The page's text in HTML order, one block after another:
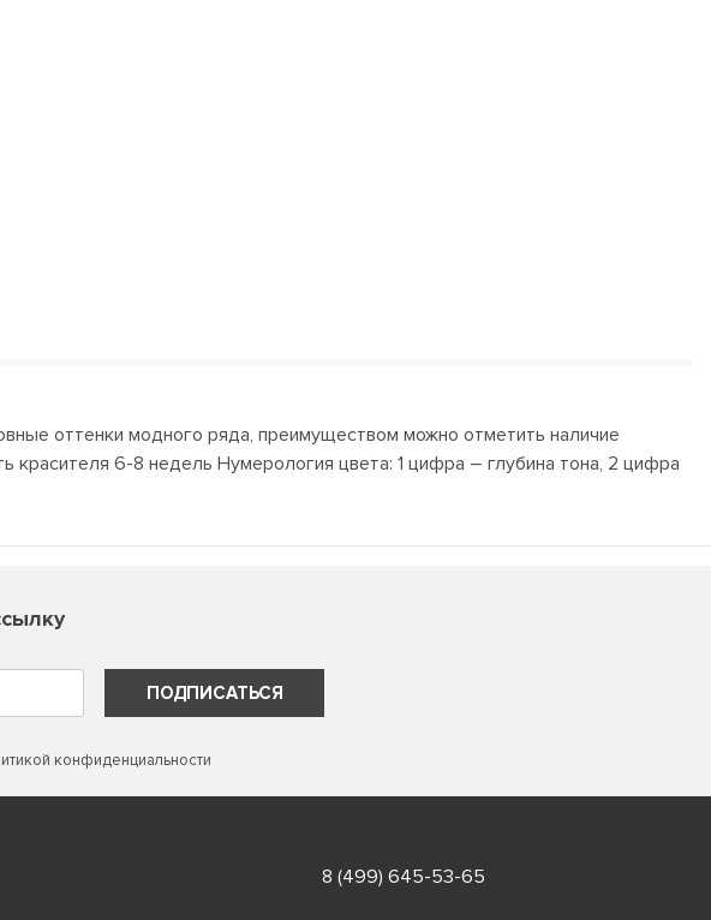
оттенки модного ряда, преимуществом можно отметить наличие
6-8 недель Нумерология цвета: 1 цифра – глубина тона, 2 цифра
ПОДПИСАТЬСЯ
конфиденциальности
8 (499) 645-53-65